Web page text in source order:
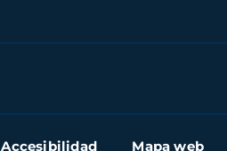
Accesibilidad Mapa web